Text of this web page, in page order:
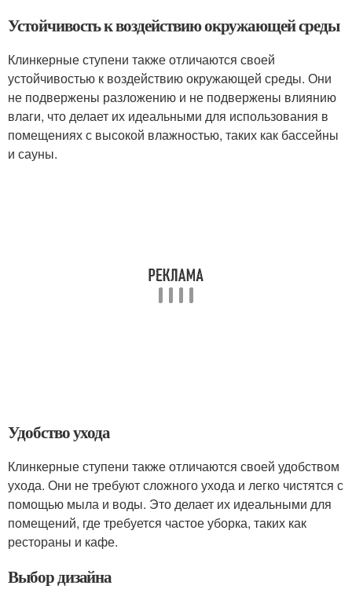
Устойчивость к воздействию окружающей среды
Клинкерные ступени также отличаются своей
устойчивостью к воздействию окружающей среды. Они
не подвержены разложению и не подвержены влиянию
влаги, что делает их идеальными для использования в
помещениях с высокой влажностью, таких как бассейны
и сауны.
Удобство ухода
Клинкерные ступени также отличаются своей удобством
ухода. Они не требуют сложного ухода и легко чистятся с
помощью мыла и воды. Это делает их идеальными для
помещений, где требуется частое уборка, таких как
рестораны и кафе.
Выбор дизайна